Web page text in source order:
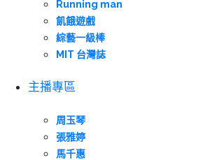
Running man
飢餓遊戲
綜藝一級棒
MIT 台灣誌
主播專區
周玉琴
張雅婷
馬千惠